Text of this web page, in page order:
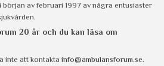
av februari 1997 av några entusiaster
20 år och du kan läsa om
inte att kontakta info@ambulansforum.se.